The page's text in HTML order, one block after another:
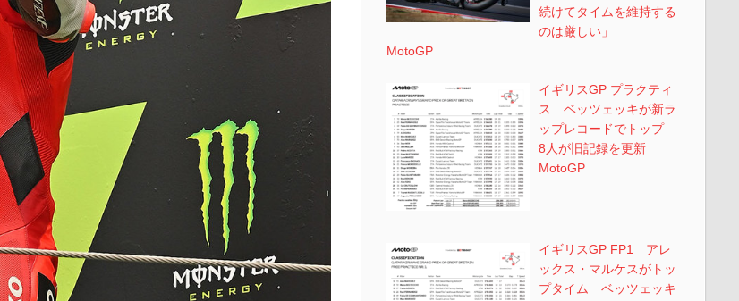
続けてタイムを維持する
のは厳しい」
MotoGP
イギリスGP プラクティ
ス ベッツェッキが新ラ
ップレコードでトップ
8人が旧記録を更新
MotoGP
イギリスGP FP1 アレ
ックス・マルケスがトッ
プタイム ベッツェッキ